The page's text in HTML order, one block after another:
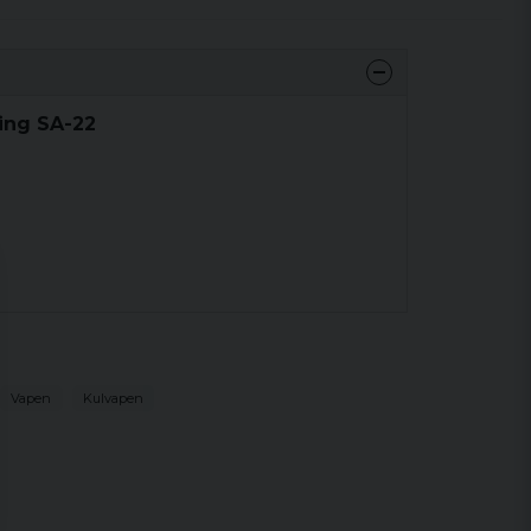
SA-22
Vapen Kulvapen